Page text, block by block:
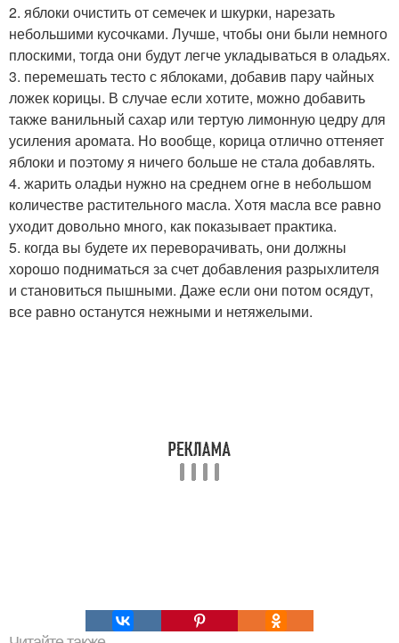
2. яблоки очистить от семечек и шкурки, нарезать
небольшими кусочками. Лучше, чтобы они были немного
плоскими, тогда они будут легче укладываться в оладьях.
3. перемешать тесто с яблоками, добавив пару чайных
ложек корицы. В случае если хотите, можно добавить
также ванильный сахар или тертую лимонную цедру для
усиления аромата. Но вообще, корица отлично оттеняет
яблоки и поэтому я ничего больше не стала добавлять.
4. жарить оладьи нужно на среднем огне в небольшом
количестве растительного масла. Хотя масла все равно
уходит довольно много, как показывает практика.
5. когда вы будете их переворачивать, они должны
хорошо подниматься за счет добавления разрыхлителя
и становиться пышными. Даже если они потом осядут,
все равно останутся нежными и нетяжелыми.